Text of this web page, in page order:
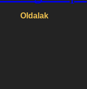
Oldalak